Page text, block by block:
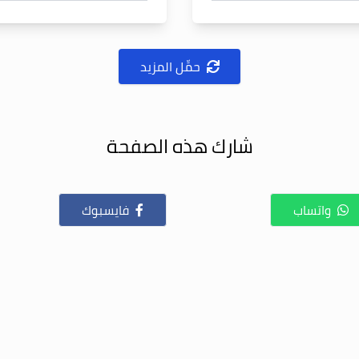
حمِّل المزيد
شارك هذه الصفحة
واتساب فايسبوك